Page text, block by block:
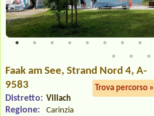
Faak am See, Strand Nord 4, A-
9583
Trova percorso »
Distretto: Villach
Regione: Carinzia